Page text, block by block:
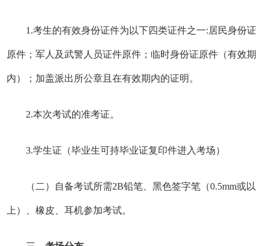
1.考生的有效身份证件为以下四类证件之一:居民身份证
原件；军人及武警人员证件原件；临时身份证原件（有效期
内）；加盖派出所公章且在有效期内的证明。
2.本次考试的准考证。
3.学生证（毕业生可持毕业证复印件进入考场）
（二）自备考试所需2B铅笔、黑色签字笔（0.5mm或以
上）、橡皮、耳机参加考试。